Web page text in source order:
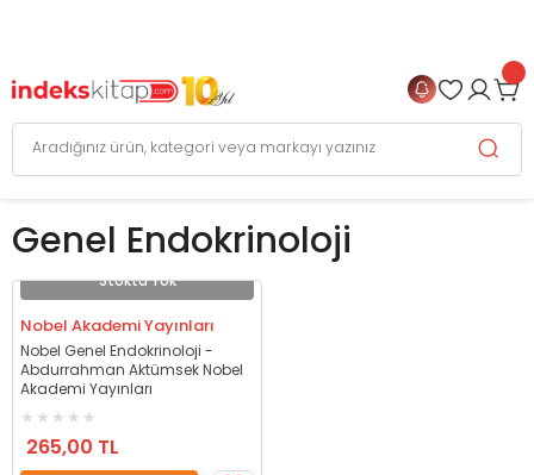
Genel Endokrinoloji
Stokta Yok
Nobel Akademi Yayınları
Nobel Genel Endokrinoloji -
Abdurrahman Aktümsek Nobel
Akademi Yayınları
265,00 TL